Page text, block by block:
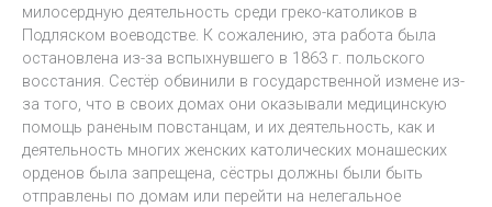
милосердную деятельность среди греко-католиков в
Подляском воеводстве. К сожалению, эта работа была
остановлена из-за вспыхнувшего в 1863 г. польского
восстания. Сестёр обвинили в государственной измене из-
за того, что в своих домах они оказывали медицинскую
помощь раненым повстанцам, и их деятельность, как и
деятельность многих женских католических монашеских
орденов была запрещена, сёстры должны были быть
отправлены по домам или перейти на нелегальное